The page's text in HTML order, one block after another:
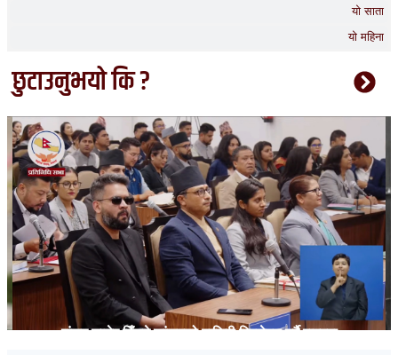
यो साता
यो महिना
छुटाउनुभयो कि ?
संसद् छाडेर हिँड्ने सांसदको हाजिरी विश्लेषण गर्दै रास्वपा